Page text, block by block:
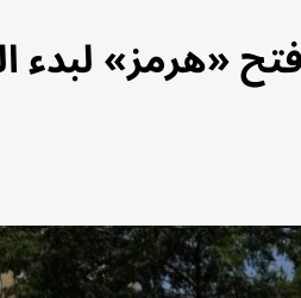
«هرمز» لبدء